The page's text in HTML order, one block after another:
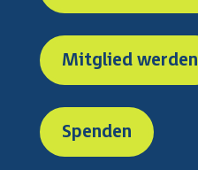
Mitglied werden
Spenden